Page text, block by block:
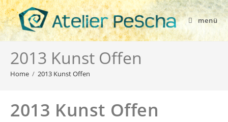
menü
2013 Kunst Offen
Home / 2013 Kunst Offen
2013 Kunst Offen